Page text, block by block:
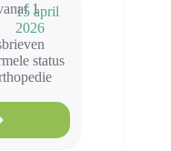
1
15 april
2026
status